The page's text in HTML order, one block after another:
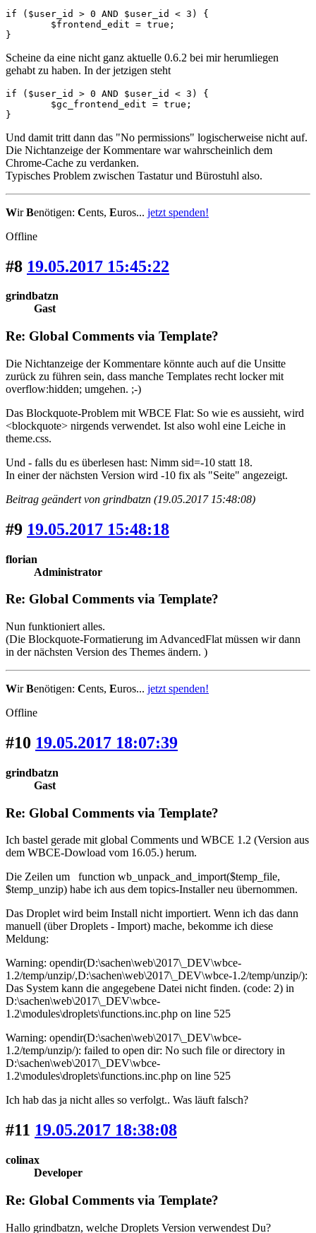
if ($user_id > 0 AND $user_id < 3) {
}
Scheine da eine nicht ganz aktuelle 0.6.2 bei mir herumliegen
gehabt zu haben. In der jetzigen steht
if ($user_id > 0 AND $user_id < 3) {
}
Und damit tritt dann das "No permissions" logischerweise nicht auf.
Die Nichtanzeige der Kommentare war wahrscheinlich dem
Chrome-Cache zu verdanken.
Typisches Problem zwischen Tastatur und Bürostuhl also.
WirBenötigen: Cents, Euros... jetzt spenden!
Offline
#8 19.05.2017 15:45:22
grindbatzn
Gast
Re: Global Comments via Template?
Die Nichtanzeige der Kommentare könnte auch auf die Unsitte
zurück zu führen sein, dass manche Templates recht locker mit
overflow:hidden; umgehen. ;-)
Das Blockquote-Problem mit WBCE Flat: So wie es aussieht, wird
<blockquote> nirgends verwendet. Ist also wohl eine Leiche in
theme.css.
Und - falls du es überlesen hast: Nimm sid=-10 statt 18.
In einer der nächsten Version wird -10 fix als "Seite" angezeigt.
Beitrag geändert von grindbatzn (19.05.2017 15:48:08)
#9 19.05.2017 15:48:18
florian
Administrator
Re: Global Comments via Template?
Nun funktioniert alles.
(Die Blockquote-Formatierung im AdvancedFlat müssen wir dann
in der nächsten Version des Themes ändern. )
WirBenötigen: Cents, Euros... jetzt spenden!
Offline
#10 19.05.2017 18:07:39
grindbatzn
Gast
Re: Global Comments via Template?
Ich bastel gerade mit global Comments und WBCE 1.2 (Version aus
dem WBCE-Dowload vom 16.05.) herum.
Die Zeilen um function wb_unpack_and_import($temp_file,
$temp_unzip) habe ich aus dem topics-Installer neu übernommen.
Das Droplet wird beim Install nicht importiert. Wenn ich das dann
manuell (über Droplets - Import) mache, bekomme ich diese
Meldung:
Warning: opendir(D:\sachen\web\2017\_DEV\wbce-
1.2/temp/unzip/,D:\sachen\web\2017\_DEV\wbce-1.2/temp/unzip/):
Das System kann die angegebene Datei nicht finden. (code: 2) in
D:\sachen\web\2017\_DEV\wbce-
1.2\modules\droplets\functions.inc.php on line 525
Warning: opendir(D:\sachen\web\2017\_DEV\wbce-
1.2/temp/unzip/): failed to open dir: No such file or directory in
D:\sachen\web\2017\_DEV\wbce-
1.2\modules\droplets\functions.inc.php on line 525
Ich hab das ja nicht alles so verfolgt.. Was läuft falsch?
#11 19.05.2017 18:38:08
colinax
Developer
Re: Global Comments via Template?
Hallo grindbatzn, welche Droplets Version verwendest Du?